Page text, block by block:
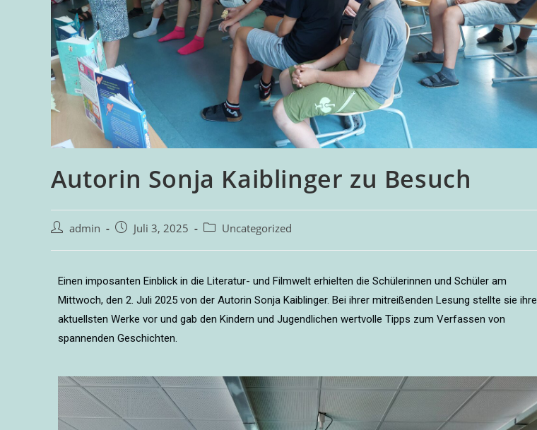
Autorin Sonja Kaiblinger zu Besuch
admin Juli 3, 2025 Uncategorized
Einen imposanten Einblick in die Literatur- und Filmwelt erhielten die Schülerinnen und Schüler am
Mittwoch, den 2. Juli 2025 von der Autorin Sonja Kaiblinger. Bei ihrer mitreißenden Lesung stellte sie ihre
aktuellsten Werke vor und gab den Kindern und Jugendlichen wertvolle Tipps zum Verfassen von
spannenden Geschichten.